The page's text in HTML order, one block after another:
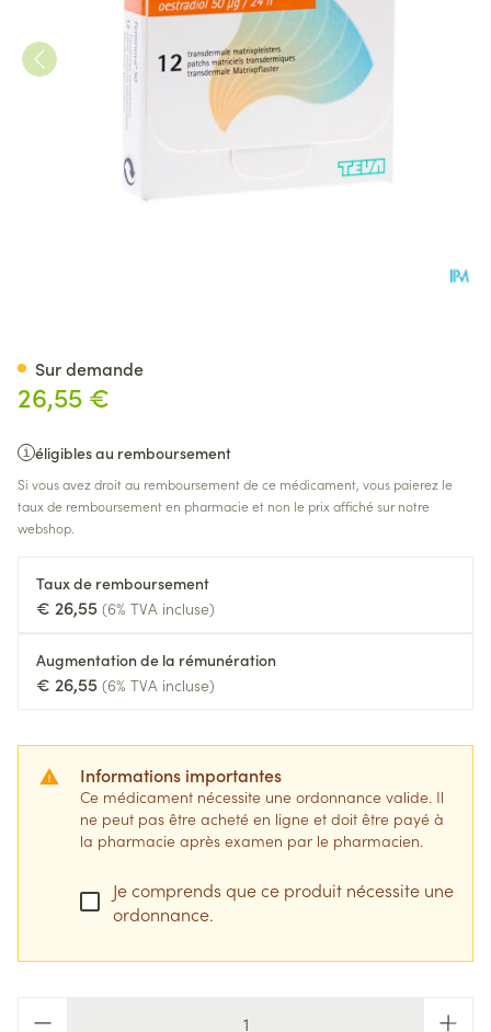
26,55 €
éligibles au remboursement
Si vous avez droit au remboursement de ce médicament, vous paierez le
taux de remboursement en pharmacie et non le prix affiché sur notre
webshop.
Taux de remboursement
€ 26,55 (6% TVA incluse)
Augmentation de la rémunération
€ 26,55 (6% TVA incluse)
Informations importantes
Ce médicament nécessite une ordonnance valide. Il
ne peut pas être acheté en ligne et doit être payé à
la pharmacie après examen par le pharmacien.
Je comprends que ce produit nécessite une
ordonnance.
Sur demande